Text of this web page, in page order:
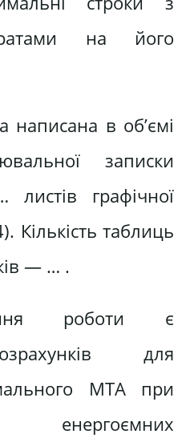
на його
написана в об’ємі
записки
графічної
Кількість таблиць
— … .
роботи є
для
МТА при